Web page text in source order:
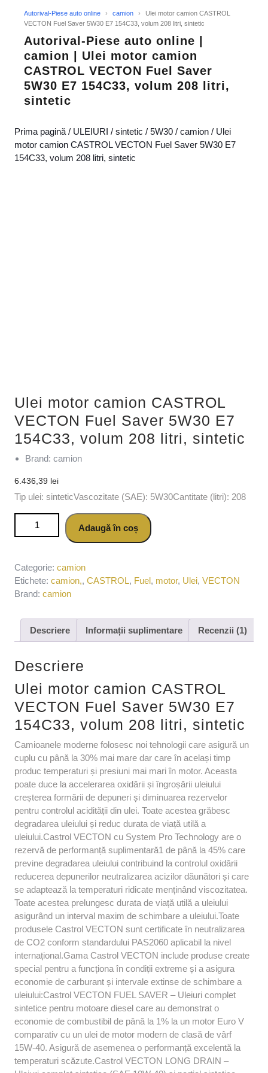
Autorival-Piese auto online › camion ›
Ulei motor camion CASTROL
VECTON Fuel Saver 5W30 E7 154C33, volum 208 litri, sintetic
Autorival-Piese auto online |
camion | Ulei motor camion
CASTROL VECTON Fuel Saver
5W30 E7 154C33, volum 208 litri,
sintetic
Prima pagină / ULEIURI / sintetic / 5W30 / camion / Ulei
motor camion CASTROL VECTON Fuel Saver 5W30 E7
154C33, volum 208 litri, sintetic
Ulei motor camion CASTROL
VECTON Fuel Saver 5W30 E7
154C33, volum 208 litri, sintetic
Brand: camion
6.436,39 lei
Tip ulei: sinteticVascozitate (SAE): 5W30Cantitate (litri): 208
Cantitate Ulei motor camion CASTROL VECTON Fuel Saver
5W30 E7 154C33, volum 208 litri, sintetic
Adaugă în coș
Categorie: camion
Etichete: camion,, CASTROL, Fuel, motor, Ulei, VECTON
Brand: camion
Descriere Informații suplimentare Recenzii (1)
Descriere
Ulei motor camion CASTROL
VECTON Fuel Saver 5W30 E7
154C33, volum 208 litri, sintetic
Camioanele moderne folosesc noi tehnologii care asigură un
cuplu cu până la 30% mai mare dar care în același timp
produc temperaturi și presiuni mai mari în motor. Aceasta
poate duce la accelerarea oxidării și îngroșării uleiului
creșterea formării de depuneri și diminuarea rezervelor
pentru controlul acidității din ulei. Toate acestea grăbesc
degradarea uleiului și reduc durata de viață utilă a
uleiului.Castrol VECTON cu System Pro Technology are o
rezervă de performanță suplimentară1 de până la 45% care
previne degradarea uleiului contribuind la controlul oxidării
reducerea depunerilor neutralizarea acizilor dăunători și care
se adaptează la temperaturi ridicate menținând viscozitatea.
Toate acestea prelungesc durata de viață utilă a uleiului
asigurând un interval maxim de schimbare a uleiului.Toate
produsele Castrol VECTON sunt certificate în neutralizarea
de CO2 conform standardului PAS2060 aplicabil la nivel
internațional.Gama Castrol VECTON include produse create
special pentru a funcționa în condiții extreme și a asigura
economie de carburant și intervale extinse de schimbare a
uleiului:Castrol VECTON FUEL SAVER – Uleiuri complet
sintetice pentru motoare diesel care au demonstrat o
economie de combustibil de până la 1% la un motor Euro V
comparativ cu un ulei de motor modern de clasă de vârf
15W-40. Asigură de asemenea o performanță excelentă la
temperaturi scăzute.Castrol VECTON LONG DRAIN –